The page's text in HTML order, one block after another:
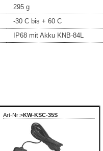
295 g
-30 C bis + 60 C
IP68 mit Akku KNB-84L
Art-Nr:>KW-KSC-35S